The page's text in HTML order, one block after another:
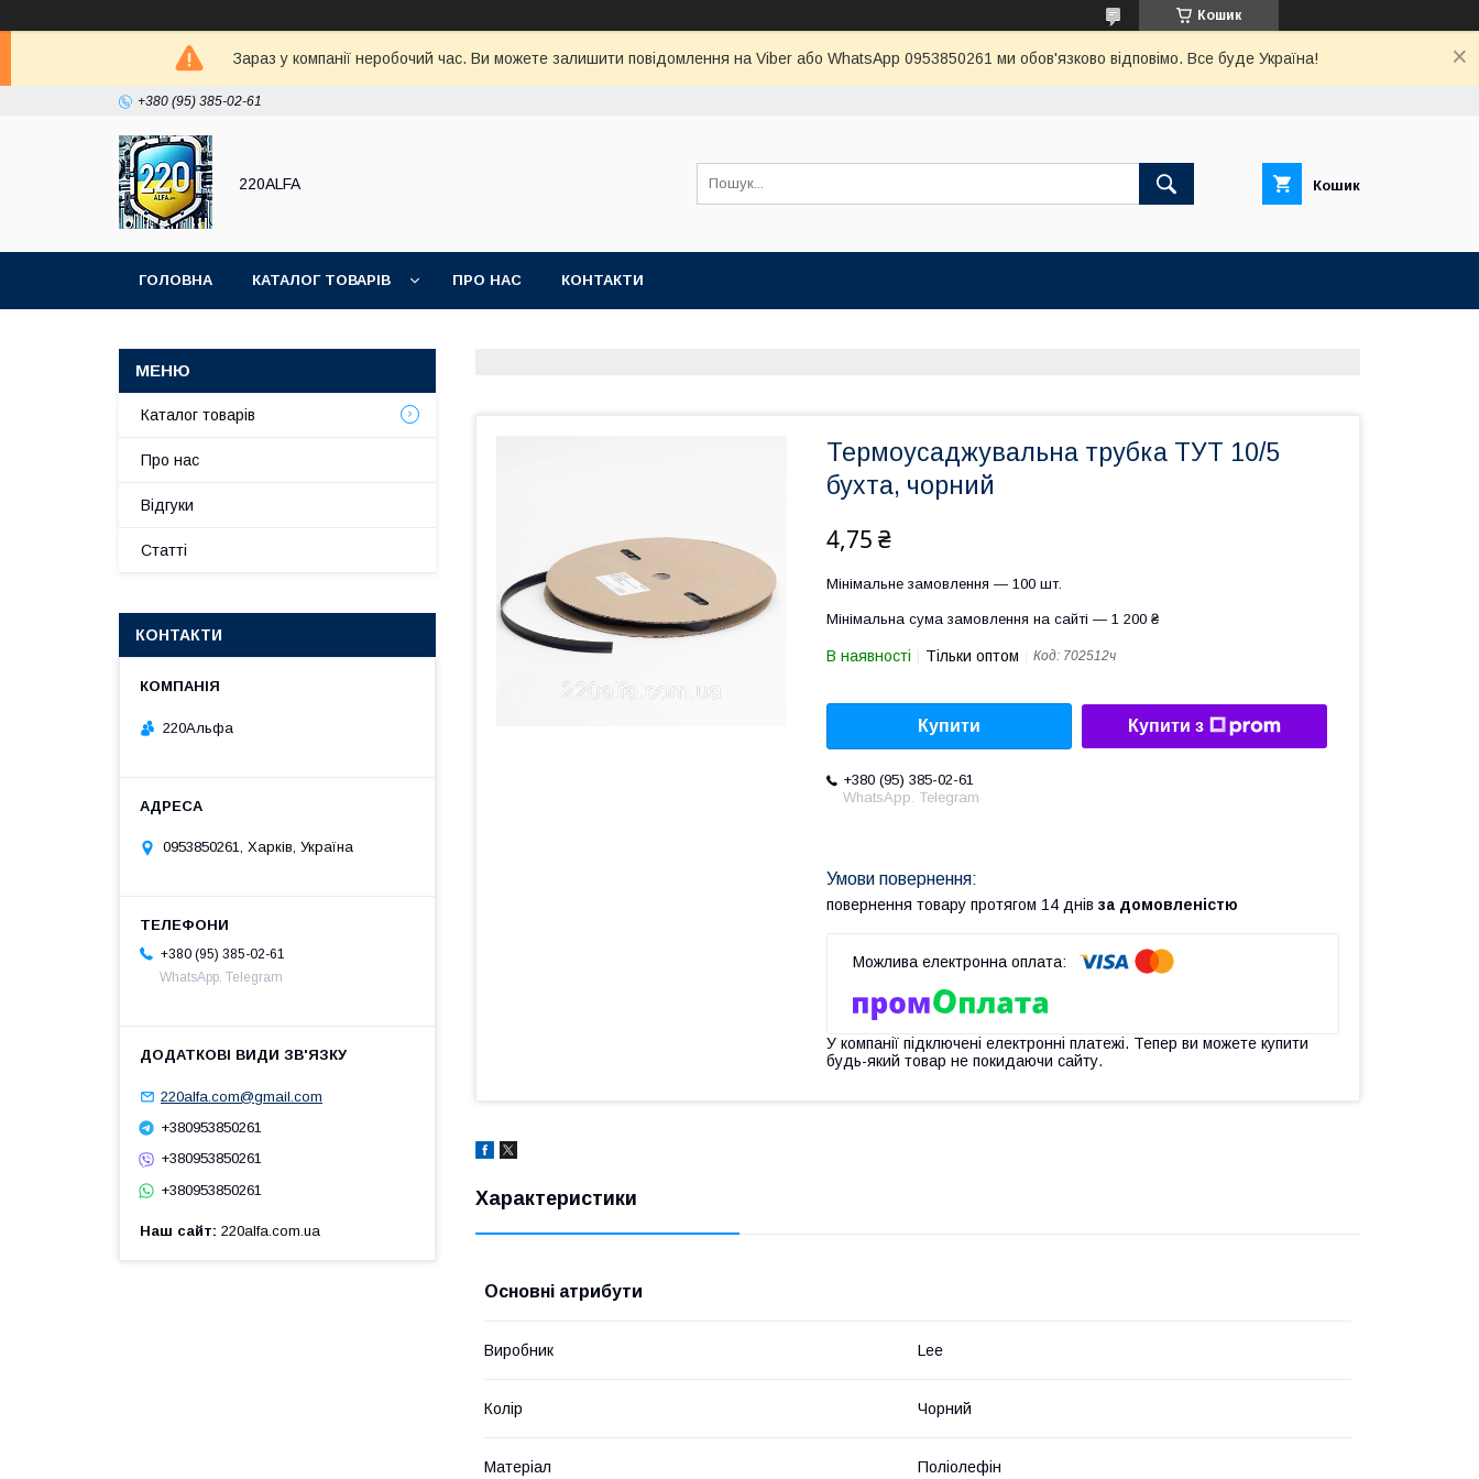
Кошик
Зараз у компанії неробочий час. Ви можете залишити повідомлення на Viber або WhatsApp 0953850261 ми обов'язково відповімо. Все буде Україна!
+380 (95) 385-02-61
220ALFA Кошик
ГОЛОВНА КАТАЛОГ ТОВАРІВ ПРО НАС КОНТАКТИ
Термоусаджувальна трубка ТУТ 10/5
бухта, чорний
4,75 ₴
Мінімальне замовлення — 100 шт.
Мінімальна сума замовлення на сайті — 1 200 ₴
В наявності Тільки оптом Код: 702512ч
Купити Купити з
+380 (95) 385-02-61
WhatsApp. Telegram
повернення товару протягом 14 днів за домовленістю
У компанії підключені електронні платежі. Тепер ви можете купити
будь-який товар не покидаючи сайту.
Характеристики
Основні атрибути
Виробник Lee
Колір Чорний
Матеріал Поліолефін
Каталог товарів
Про нас
Відгуки
Статті
КОНТАКТИ
220Альфа
0953850261, Харків, Україна
+380 (95) 385-02-61
WhatsApp. Telegram
220alfa.com@gmail.com
+380953850261
+380953850261
+380953850261
Наш сайт 220alfa.com.ua